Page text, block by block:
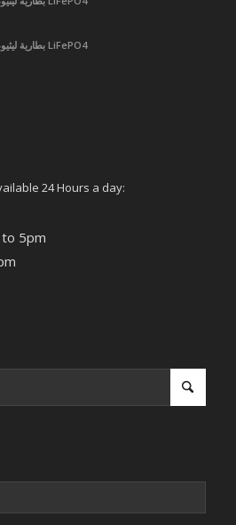
بطارية ليثيوم 12.8 فولت 100 أمبير LiFePO4
24 Hours a day:
5pm